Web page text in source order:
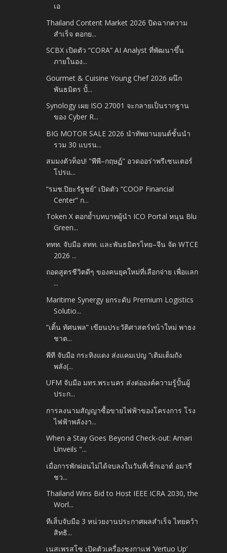
เอ
Thailand Content Market 2026 ปิดฉากความ
สำเร็จ ตอกย...
SCBX เปิดตัว “CORA” AI Analyst ที่พัฒนาขึ้น
ภายในอง...
Gourmet & Cuisine Young Chef 2026 ผนึก
พันธมิตร ปั้...
Synology เผย ISO 27001 จะกลายเป็นรากฐาน
ของ Cyber R...
BIG MOTOR SALE 2026 นำทัพยานยนต์ชั้นนำ
รวม 30 แบรน...
สมมงตัวท็อป! "พีพี–กฤษฏ์" อวดออร่าพรีเซนเตอร์
โปรแ...
“รมช.ปิยะรัฐชย์” เปิดตัว “COOP Financial
Center” ก...
Token X ตอกย้ำบทบาทผู้นำ ICO Portal หนุน Blu
Green...
ททท. จับมือ สทท. และพันธมิตรไทย–จีน จัด WTCE
2026 ...
ถอดสูตรชีวิตดีๆ ของคนยุคใหม่ที่เลือกจ่าย เพื่อแลก
...
Maritime Synergy ยกระดับ Premium Logistics
Solutio...
“เติ้น ทัศนพล” เขียนประวัติศาสตร์หน้าใหม่​ พาธง
ชาต...
พีที จับมือ กระทิงแดง ส่งแคมเปญ “เติมเต็มถัง
พลัง(...
UFM จับมือ มทร.พระนคร ส่งต่อองค์ความรู้ปั้นผู้
ประก...
การลงนามสัญญาซื้อขายไฟฟ้าของโครงการ โรง
ไฟฟ้าพลังงา...
When a Stay Goes Beyond Check-out: Amari
Unveils "...
เมื่อการพักผ่อนไม่ได้จบลงในวันที่เช็กเอาต์ อมารี
ชว...
Thailand Wins Bid to Host IEEE ICRA 2030, the
Worl...
ทีเส็บจับมือ 3 หน่วยงานประกาศผลสำเร็จ ไทยคว้า
สิทธิ...
เนสเพรสโซ เปิดตัวเครื่องชงกาแฟ ‘Vertuo Up’